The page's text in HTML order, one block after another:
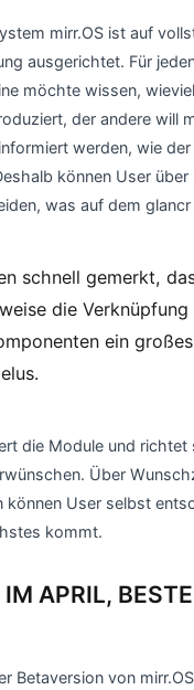
mirr.OS ist auf
ausgerichtet. Für
möchte wissen,
der andere will
werden, wie
können User über
was auf dem
schnell gemerkt,
die
ein
die Module und richtet
Über
können User selbst
kommt.
IM APRIL,
Betaversion von